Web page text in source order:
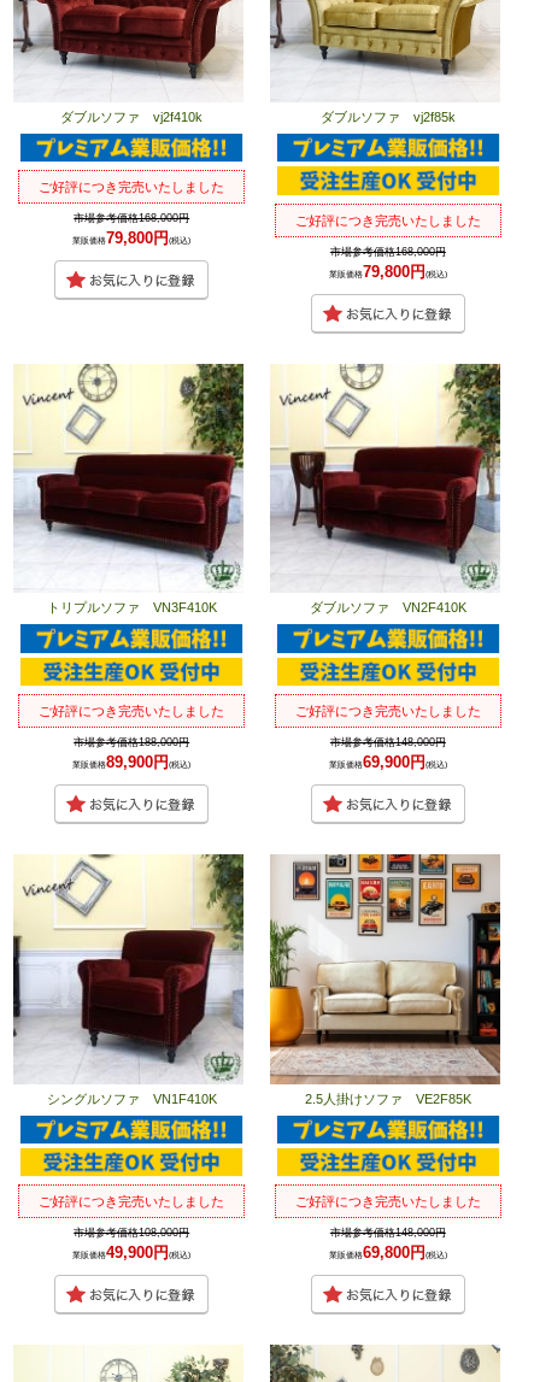
ダブルソファ vj2f410k
ご好評につき完売いたしました
市場参考価格168,000円
業販価格79,800円(税込)
ダブルソファ vj2f85k
ご好評につき完売いたしました
市場参考価格168,000円
業販価格79,800円(税込)
トリプルソファ VN3F410K
ご好評につき完売いたしました
市場参考価格188,000円
業販価格89,900円(税込)
ダブルソファ VN2F410K
ご好評につき完売いたしました
市場参考価格148,000円
業販価格69,900円 (税込)
シングルソファ VN1F410K
ご好評につき完売いたしました
市場参考価格108,000円
業販価格49,900円(税込)
2.5人掛けソファ VE2F85K
ご好評につき完売いたしました
市場参考価格148,000円
業販価格69,800円 (税込)